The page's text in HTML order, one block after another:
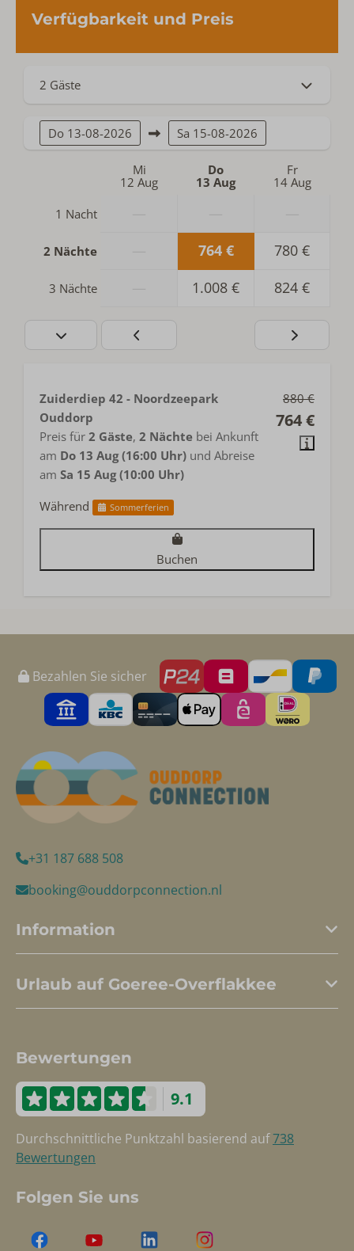
Verfügbarkeit und Preis
2 Gäste
Do 13-08-2026 Sa 15-08-2026
Mi
12 Aug
Do
13 Aug
Fr
14 Aug
1 Nacht
2 Nächte 764 € 780 €
3 Nächte 1.008 € 824 €
880 €
764 €
Zuiderdiep 42 - Noordzeepark
Ouddorp
Preis für 2 Gäste, 2 Nächte bei Ankunft
am Do 13 Aug (16:00 Uhr) und Abreise
am Sa 15 Aug (10:00 Uhr)
Während
Sommerferien
Buchen
Bezahlen Sie sicher
+31 187 688 508
booking@ouddorpconnection.nl
Information
Urlaub auf Goeree-Overflakkee
Bewertungen
9.1
Durchschnittliche Punktzahl basierend auf738
Bewertungen
Folgen Sie uns